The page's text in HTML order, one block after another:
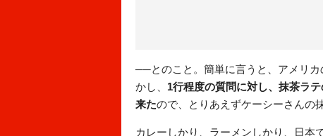
──とのこと。簡単に言うと、アメリ
かし、 1行程度の質問に対し、抹茶ラ
来たので、とりあえずケーシーさんの
カレーしかり、ラーメンしかり、日本